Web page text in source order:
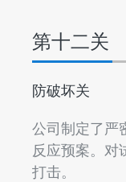
第十二关
防破坏关
公司制定了严
反应预案。对
打击。